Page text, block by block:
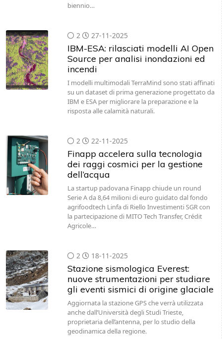
biennio…
2 27-11-2025
IBM-ESA: rilasciati modelli AI Open
Source per analisi inondazioni ed
incendi
I modelli multimodali TerraMind sono stati affinati
su un dataset di prima generazione progettato da
IBM e ESA per migliorare la preparazione e la
risposta alle calamità naturali.
2 22-11-2025
Finapp accelera sulla tecnologia
dei raggi cosmici per la gestione
dell’acqua
La startup padovana Finapp chiude un round
Serie A da 8,64 milioni di euro guidato dal fondo
agrifoodtech Linfa di Riello Investimenti SGR con
la partecipazione di MITO Tech Transfer, Crédit
Agricole…
2 18-11-2025
Stazione sismologica Everest:
nuove strumentazioni per studiare
gli eventi sismici di origine glaciale
Aggiornata la stazione GPS che verrà utilizzata
anche dall’Università degli Studi Trieste,
proprietaria dell’antenna, per lo studio della
geodinamica della regione.